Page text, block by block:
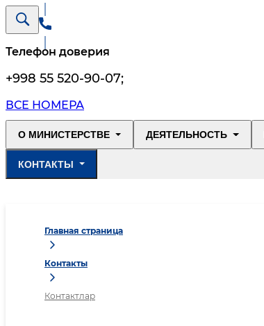
Телефон доверия
+998 55 520-90-07;
ВСЕ НОМЕРА
О МИНИСТЕРСТВЕ ДЕЯТЕЛЬНОСТЬ
КОНТАКТЫ
Главная страница
Контакты
Контактлар